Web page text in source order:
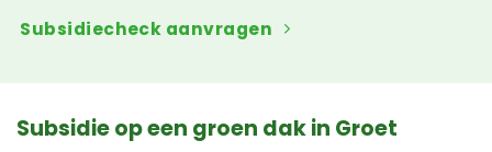
Subsidiecheck aanvragen
Subsidie op een groen dak in Groet